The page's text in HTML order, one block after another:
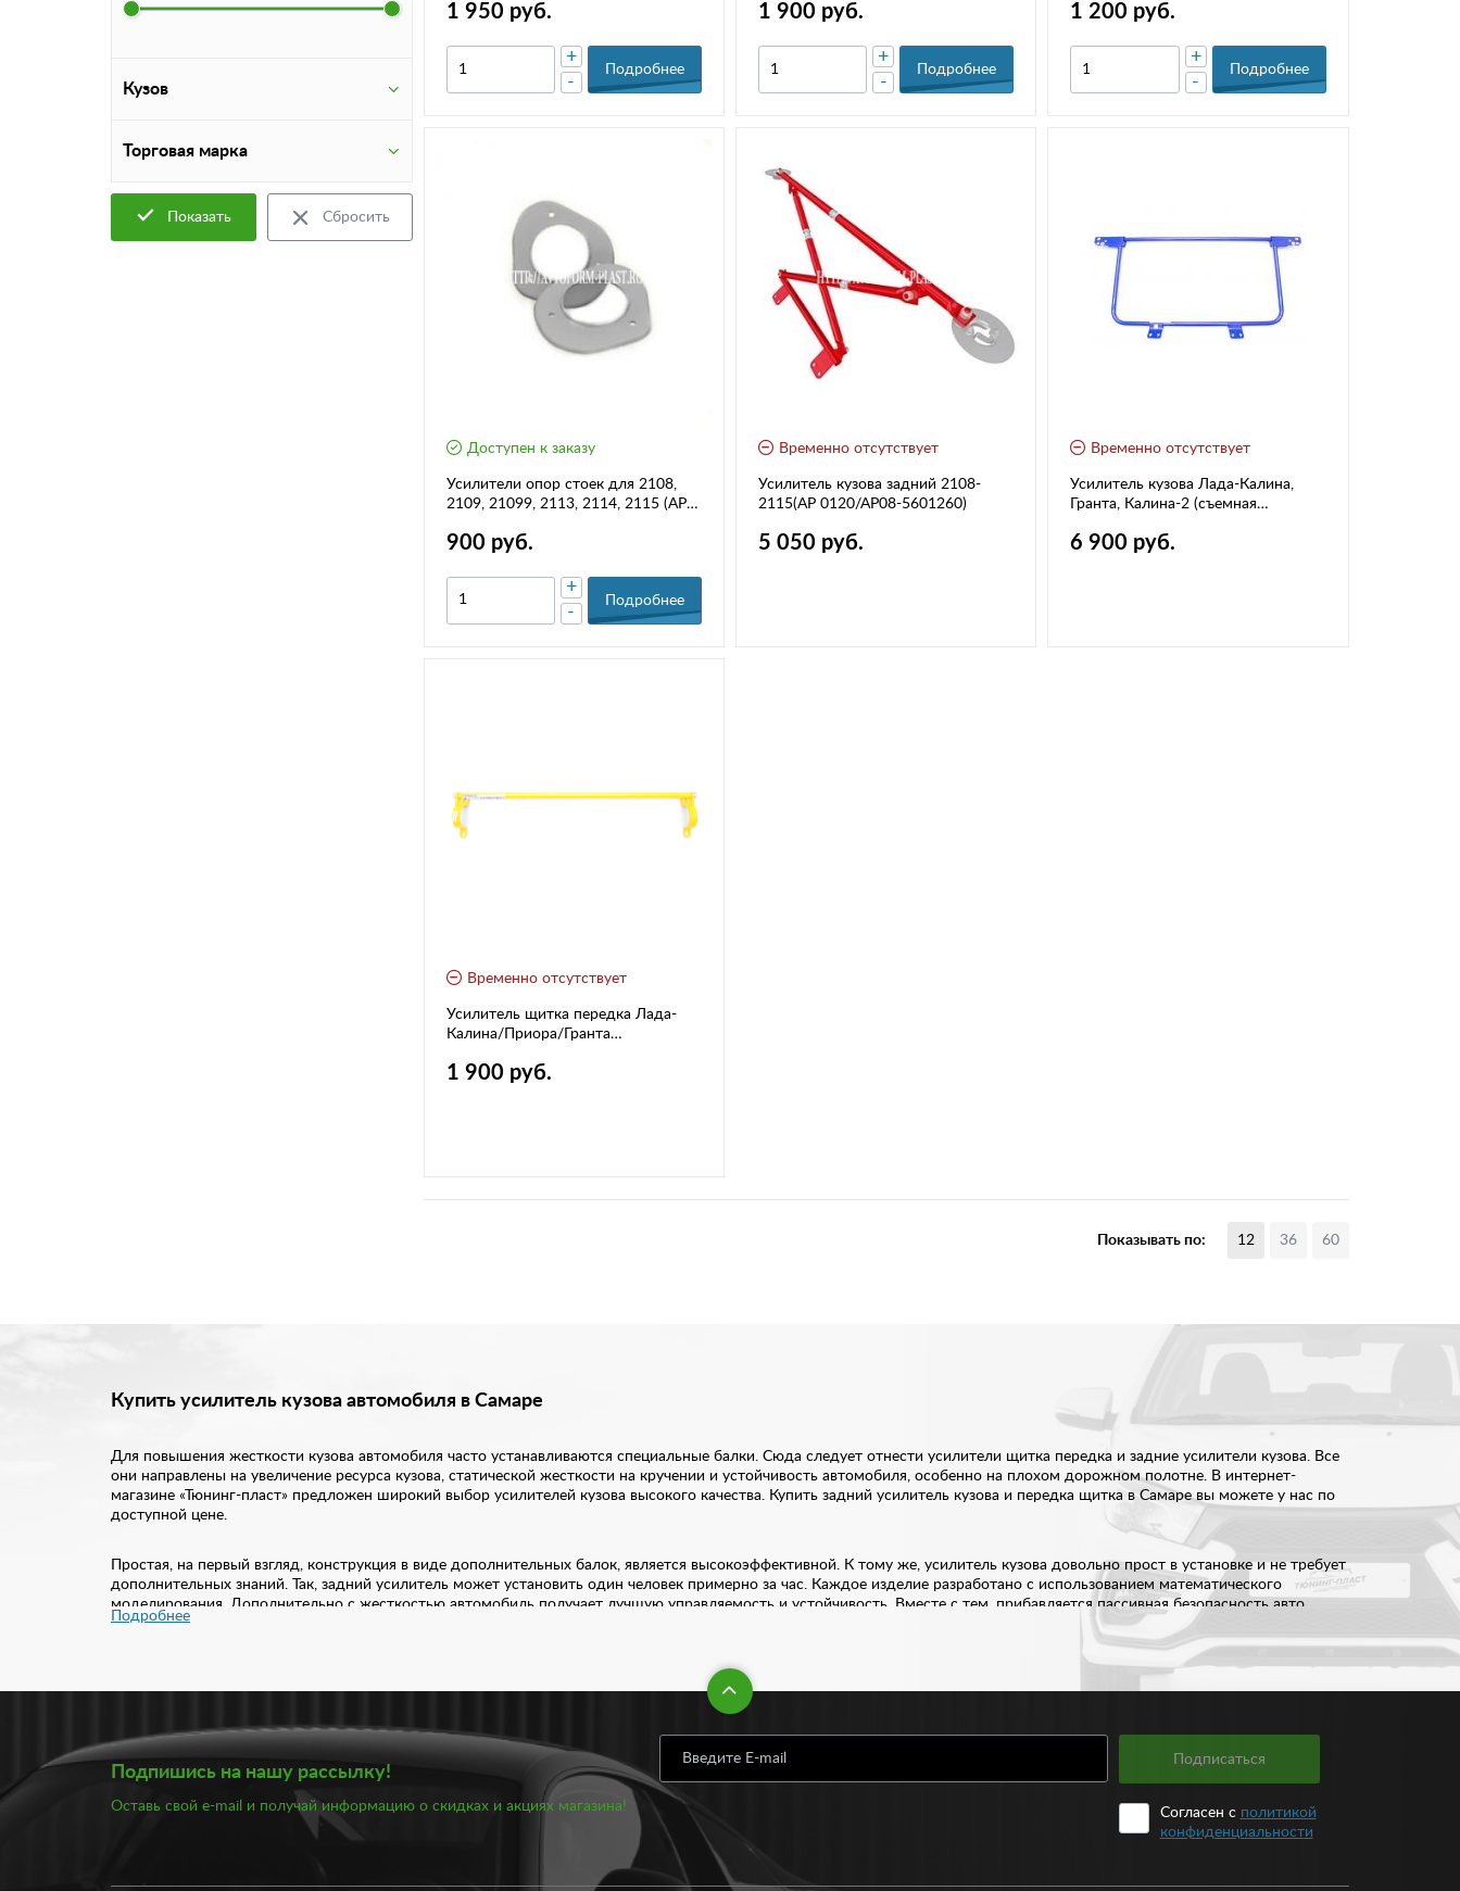
Кузов
Торговая марка
Показать Сбросить
1 950 руб.
-
+
Подробнее
1 900 руб.
-
+
Подробнее
1 200 руб.
-
+
Подробнее
Доступен к заказу
Усилители опор стоек для 2108,
2109, 21099, 2113, 2114, 2115 (АР
900 руб.
-
+
Подробнее
Временно отсутствует
Усилитель кузова задний 2108-
2115(АР 0120/АР08-5601260)
5 050 руб.
Временно отсутствует
Усилитель кузова Лада-Калина,
Гранта, Калина-2 (съемная
6 900 руб.
Временно отсутствует
Усилитель щитка передка Лада-
Калина/Приора/Гранта
1 900 руб.
Показывать по: 12 36 60
Купить усилитель кузова автомобиля в Самаре
Для повышения жесткости кузова автомобиля часто устанавливаются специальные балки. Сюда следует отнести усилители щитка передка и задние усилители кузова. Все
они направлены на увеличение ресурса кузова, статической жесткости на кручении и устойчивость автомобиля, особенно на плохом дорожном полотне. В интернет-
магазине «Тюнинг-пласт» предложен широкий выбор усилителей кузова высокого качества. Купить задний усилитель кузова и передка щитка в Самаре вы можете у нас по
доступной цене.
Простая, на первый взгляд, конструкция в виде дополнительных балок, является высокоэффективной. К тому же, усилитель кузова довольно прост в установке и не требует
дополнительных знаний. Так, задний усилитель может установить один человек примерно за час. Каждое изделие разработано с использованием математического
моделирования. Дополнительно с жесткостью автомобиль получает лучшую управляемость и устойчивость. Вместе с тем, прибавляется пассивная безопасность авто.
Эффективность установки усилителей кузова сложно переоценить.
При движении по прямой, автомобиль получает устойчивость даже на высокой скорости и на дорогах с плохим покрытием. Во время движения на поворотах, машина
приобретает лучшую реакцию, снижается трудоемкость управления, а также поведение авто становится более предсказуемым. При этом сохраняется плавность хода и
Купить задний усилитель кузова в Самаре вы можете у нас по доступной цене. Стоимость усилителей опор стоек варьируется от 450 рублей, усилителей щитка передка –
1090 рублей, заднего усилителя кузова – от 2900 рублей. Все запчасти отличаются высоким качеством и износостойкостью. На каждую деталь мы предоставляем
гарантию. Если вы сомневаетесь в выборе, наши специалисты помогут подобрать вам оптимальный вариант усилителей кузова на вашу марку и модель автомобиля.
Подробнее
Подпишись на нашу рассылку!
Оставь свой e-mail и получай информацию о скидках и акциях магазина!
Подписаться
Согласен с политикой
конфиденциальности